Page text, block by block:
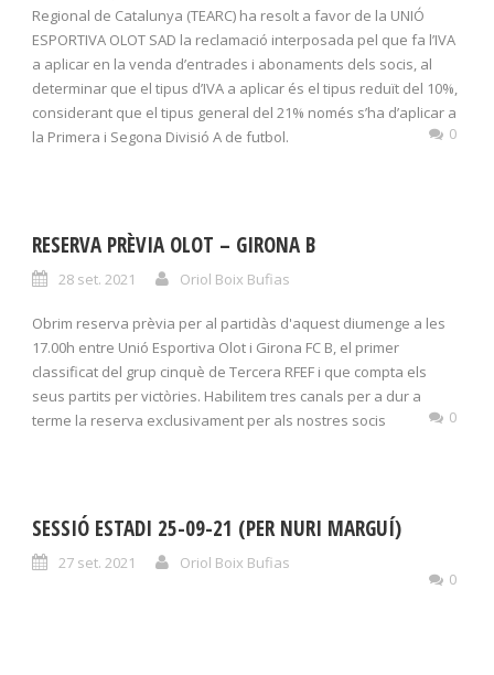
Regional de Catalunya (TEARC) ha resolt a favor de la UNIÓ
ESPORTIVA OLOT SAD la reclamació interposada pel que fa l’IVA
a aplicar en la venda d’entrades i abonaments dels socis, al
determinar que el tipus d’IVA a aplicar és el tipus reduït del 10%,
considerant que el tipus general del 21% només s’ha d’aplicar a
la Primera i Segona Divisió A de futbol.
0
RESERVA PRÈVIA OLOT – GIRONA B
28 set. 2021 Oriol Boix Bufias
Obrim reserva prèvia per al partidàs d'aquest diumenge a les
17.00h entre Unió Esportiva Olot i Girona FC B, el primer
classificat del grup cinquè de Tercera RFEF i que compta els
seus partits per victòries. Habilitem tres canals per a dur a
terme la reserva exclusivament per als nostres socis
0
SESSIÓ ESTADI 25-09-21 (PER NURI MARGUÍ)
27 set. 2021
Oriol Boix Bufias
0